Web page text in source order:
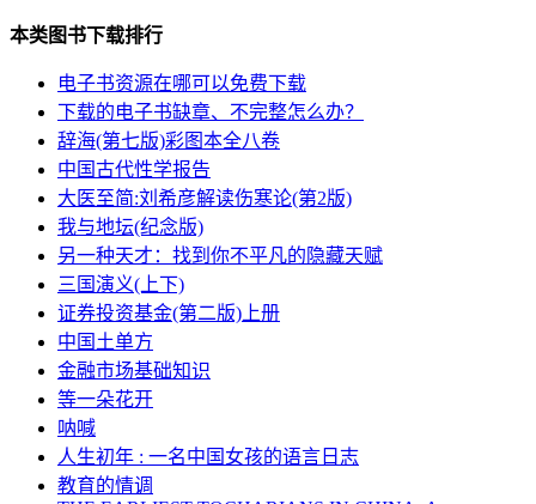
本类图书下载排行
电子书资源在哪可以免费下载
下载的电子书缺章、不完整怎么办？
辞海(第七版)彩图本全八卷
中国古代性学报告
大医至简:刘希彦解读伤寒论(第2版)
我与地坛(纪念版)
另一种天才：找到你不平凡的隐藏天赋
三国演义(上下)
证券投资基金(第二版)上册
中国土单方
金融市场基础知识
等一朵花开
呐喊
人生初年 : 一名中国女孩的语言日志
教育的情调